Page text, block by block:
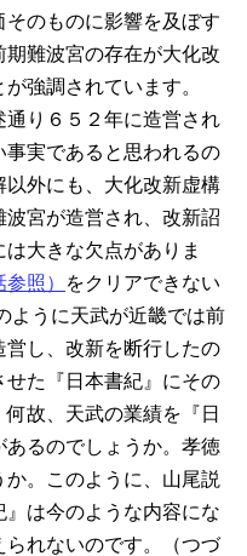
のものに影響を及ぼす
難波宮の存在が大化改
強調されています。
り６５２年に造営され
実であると思われるの
外にも、大化改新虚構
宮が造営され、改新詔
大きな欠点がありま
照）
をクリアできない
うに天武が近畿では前
し、改新を断行したの
た『日本書紀』にその
故、天武の業績を『日
るのでしょうか。孝徳
。このように、山尾説
は今のような内容にな
られないのです。（つづ